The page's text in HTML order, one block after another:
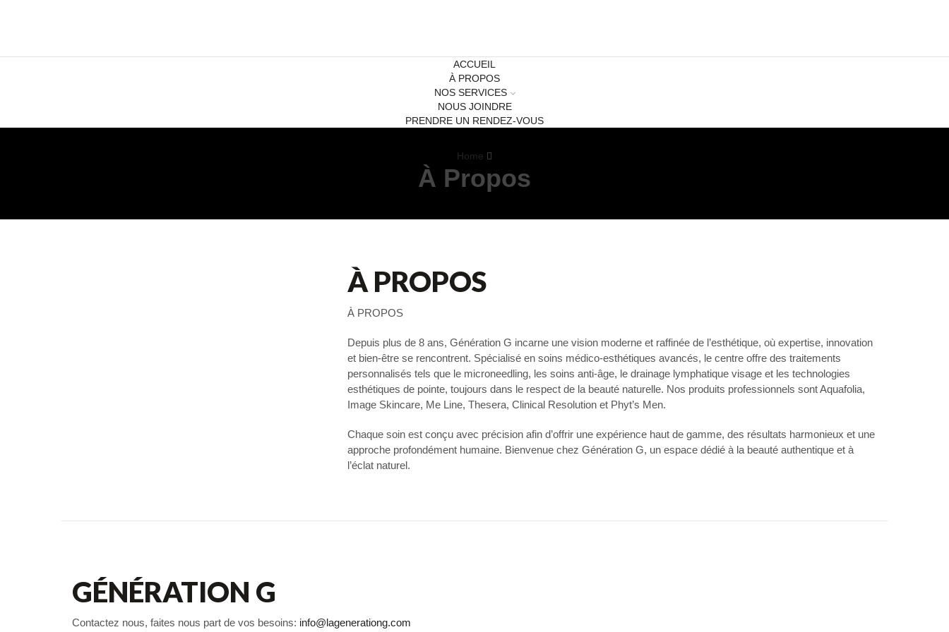
ACCUEIL
À PROPOS
NOS SERVICES
NOUS JOINDRE
PRENDRE UN RENDEZ-VOUS
Home
À Propos
À PROPOS
À PROPOS
Depuis plus de 8 ans, Génération G incarne une vision moderne et raffinée de l’esthétique, où expertise, innovation
et bien-être se rencontrent. Spécialisé en soins médico-esthétiques avancés, le centre offre des traitements
personnalisés tels que le microneedling, les soins anti-âge, le drainage lymphatique visage et les technologies
esthétiques de pointe, toujours dans le respect de la beauté naturelle. Nos produits professionnels sont Aquafolia,
Image Skincare, Me Line, Thesera, Clinical Resolution et Phyt’s Men.
Chaque soin est conçu avec précision afin d’offrir une expérience haut de gamme, des résultats harmonieux et une
approche profondément humaine. Bienvenue chez Génération G, un espace dédié à la beauté authentique et à
l’éclat naturel.
GÉNÉRATION G
Contactez nous, faites nous part de vos besoins: info@lagenerationg.com